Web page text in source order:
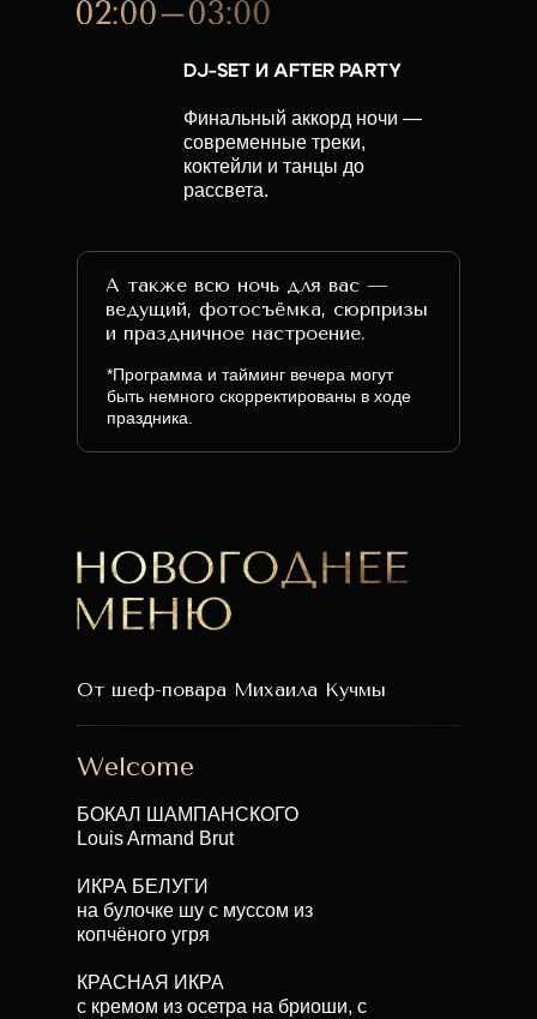
*Программа и тайминг вечера могут
быть немного скорректированы в ходе
праздника.
А также всю ночь для вас —
ведущий, фотосъёмка, сюрпризы
и праздничное настроение.
DJ-SET И AFTER PARTY
Финальный аккорд ночи —
современные треки,
коктейли и танцы до
рассвета.
От шеф-повара Михаила Кучмы
БОКАЛ ШАМПАНСКОГО
Louis Armand Brut
ИКРА БЕЛУГИ
на булочке шу с муссом из
копчёного угря
КРАСНАЯ ИКРА
с кремом из осетра на бриоши, с
Welcome